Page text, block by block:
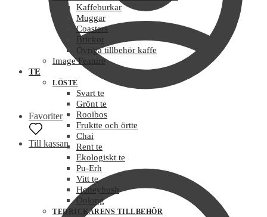
Favoriter
Till kassan
Kaffeburkar
Muggar
Coasters
Brickor
Övriga tillbehör kaffe
Image Feature
TE
LÖSTE
Svart te
Grönt te
Rooibos
Fruktte och örtte
Chai
Rent te
Ekologiskt te
Pu-Erh
Vitt te
Honeybush
Oolong
TEDRICKARENS TILLBEHÖR